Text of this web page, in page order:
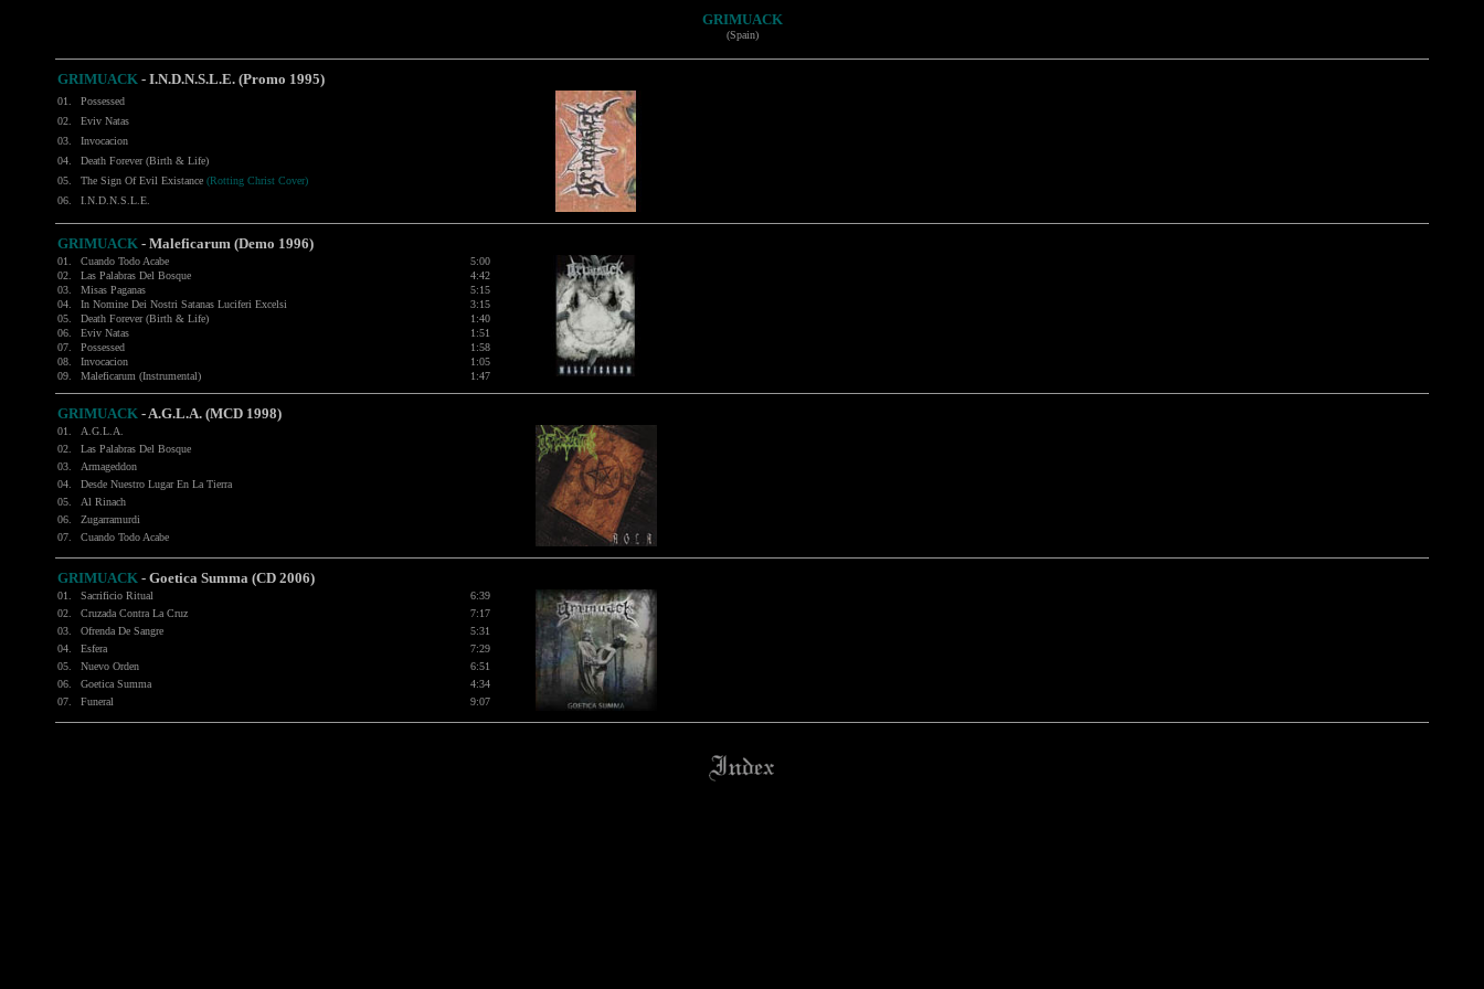
GRIMUACK
(Spain)
GRIMUACK - I.N.D.N.S.L.E. (Promo 1995)
01.
Possessed
02.
Eviv Natas
03.
Invocacion
04.
Death Forever (Birth & Life)
05.
The Sign Of Evil Existance (Rotting Christ Cover)
06.
I.N.D.N.S.L.E.
GRIMUACK - Maleficarum (Demo 1996)
01. Cuando Todo Acabe
5:00
02.
Las Palabras Del Bosque
4:42
03.
Misas Paganas
5:15
04.
In Nomine Dei Nostri Satanas Luciferi Excelsi
3:15
05.
Death Forever (Birth & Life)
1:40
06.
Eviv Natas
1:51
07.
Possessed
1:58
08.
Invocacion
1:05
09.
Maleficarum (Instrumental) 1:47
GRIMUACK -A.G.L.A. (MCD 1998)
01.
A.G.L.A.
02.
Las Palabras Del Bosque
03.
Armageddon
04.
Desde Nuestro Lugar En La Tierra
05.
Al Rinach
06.
Zugarramurdi
07.
Cuando Todo Acabe
GRIMUACK - Goetica Summa (CD 2006)
01. Sacrificio Ritual
6:39
02.
Cruzada Contra La Cruz
7:17
03.
Ofrenda De Sangre
5:31
04.
Esfera
7:29
05.
Nuevo Orden
6:51
06.
Goetica Summa
4:34
07.
Funeral 9:07